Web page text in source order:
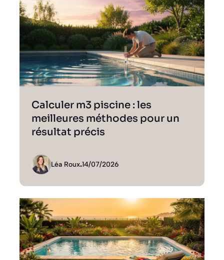
Calculer m3 piscine : les
meilleures méthodes pour un
résultat précis
Léa Roux.14/07/2026